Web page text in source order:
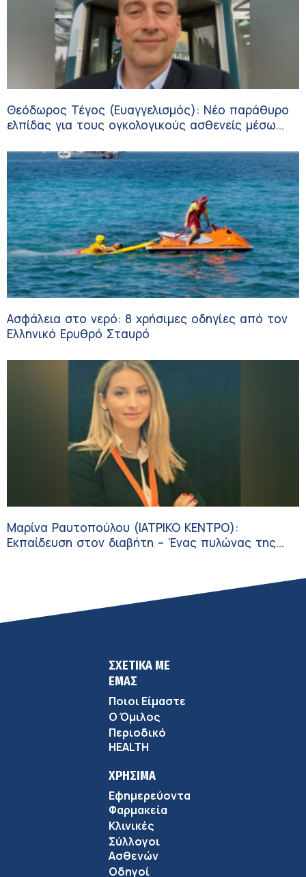
Θεόδωρος Τέγος (Ευαγγελισμός): Νέο παράθυρο
ελπίδας για τους ογκολογικούς ασθενείς μέσω
Ασφάλεια στο νερό: 8 χρήσιμες οδηγίες από τον
Ελληνικό Ερυθρό Σταυρό
Μαρίνα Ραυτοπούλου (ΙΑΤΡΙΚΟ ΚΕΝΤΡΟ):
Εκπαίδευση στον διαβήτη – Ένας πυλώνας της
ΣΧΕΤΙΚΑ ΜΕ
ΕΜΑΣ
Ποιοι Είμαστε
Ο Όμιλος
Περιοδικό
HEALTH
ΧΡΗΣΙΜΑ
Εφημερεύοντα
Φαρμακεία
Κλινικές
Σύλλογοι
Ασθενών
Οδηγοί